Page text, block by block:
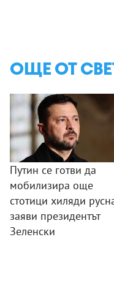
ОЩЕ ОТ
Путин се готви да
мобилизира още
стотици хиляди
заяви президентът
Зеленски